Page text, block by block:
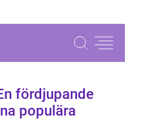
fördjupande
populära